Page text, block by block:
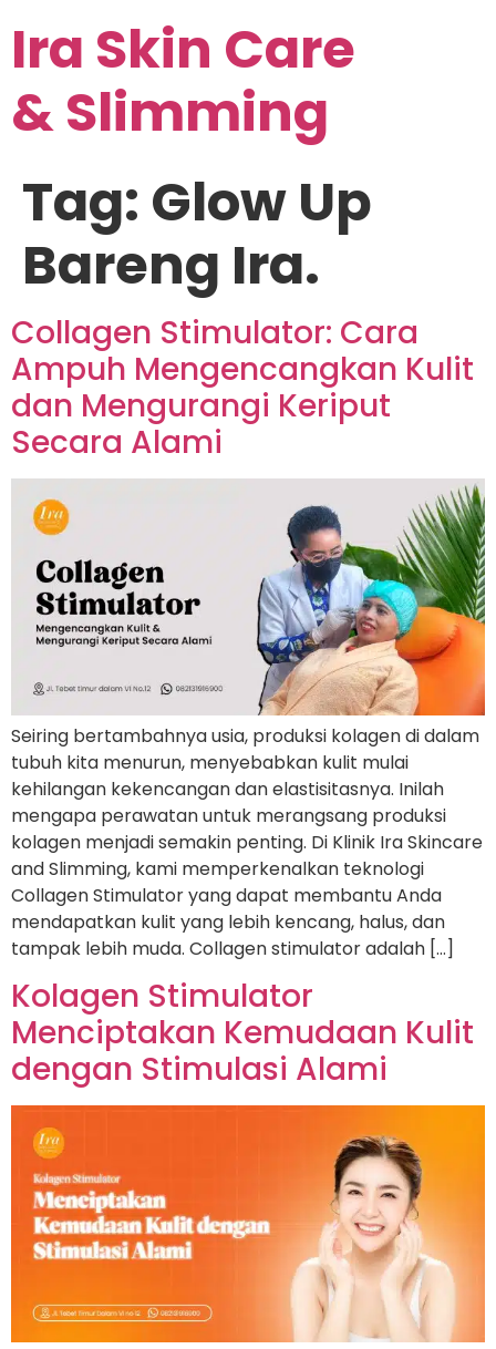
Ira Skin Care
& Slimming
Tag: Glow Up
Bareng Ira.
Collagen Stimulator: Cara
Ampuh Mengencangkan Kulit
dan Mengurangi Keriput
Secara Alami
Seiring bertambahnya usia, produksi kolagen di dalam
tubuh kita menurun, menyebabkan kulit mulai
kehilangan kekencangan dan elastisitasnya. Inilah
mengapa perawatan untuk merangsang produksi
kolagen menjadi semakin penting. Di Klinik Ira Skincare
and Slimming, kami memperkenalkan teknologi
Collagen Stimulator yang dapat membantu Anda
mendapatkan kulit yang lebih kencang, halus, dan
tampak lebih muda. Collagen stimulator adalah […]
Kolagen Stimulator
Menciptakan Kemudaan Kulit
dengan Stimulasi Alami